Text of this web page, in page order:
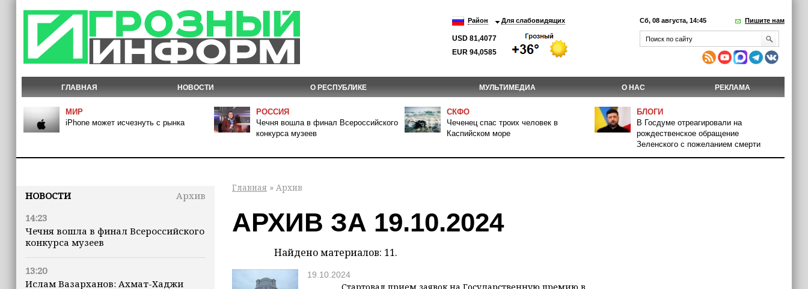
Район Для слабовидящих
USD 81,4077
EUR 94,0585
Сб, 08 августа, 14:45 Пишите нам
ГЛАВНАЯ НОВОСТИ О РЕСПУБЛИКЕ МУЛЬТИМЕДИА О НАС РЕКЛАМА
МИР
iPhone может исчезнуть с рынка
РОССИЯ
Чечня вошла в финал Всероссийского
конкурса музеев
СКФО
Чеченец спас троих человек в
Каспийском море
БЛОГИ
В Госдуме отреагировали на
рождественское обращение
Зеленского с пожеланием смерти
НОВОСТИ
Архив
14:23
Чечня вошла в финал Всероссийского
конкурса музеев
13:20
Ислам Вазарханов: Ахмат-Хаджи
Главная » Архив
АРХИВ ЗА 19.10.2024
Найдено материалов: 11.
19.10.2024